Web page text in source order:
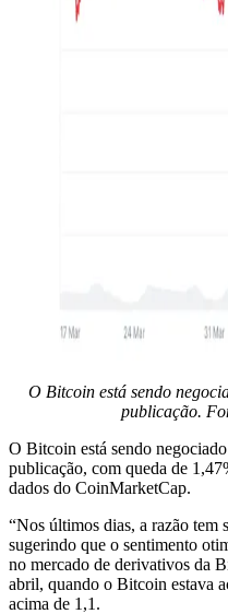
O Bitcoin está sendo
publicação.
O Bitcoin está sendo
publicação, com queda de
dados do CoinMarketCap.
“Nos últimos dias, a razão tem
sugerindo que o sentimento
no mercado de derivativos da
abril, quando o Bitcoin estava
acima de 1,1.